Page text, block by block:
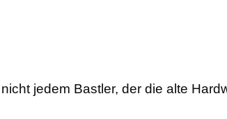
jedem Bastler, der die alte